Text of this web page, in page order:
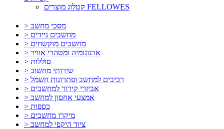
קטלוג מוצרים FELLOWES
> מסכי מחשב
> מחשבים ניידים
> מחשבים מוקשחים
> ארגונומיה ומטהרי אוויר
> סוללות
> שירותי מחשוב
> רכיבים למחשב ופתרונות חשמל
> אביזרי קירור למחשבים
> אמצעי אחסון למחשב
> כספות
> מיקרו מחשבים
> ציוד היקפי למחשב